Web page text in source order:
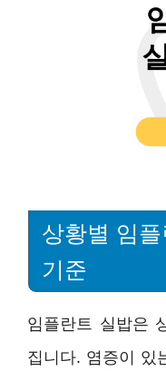
상황별 임플
기준
임플란트 실밥은
집니다. 염증이 있